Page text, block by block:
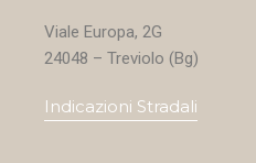
Viale Europa, 2G
24048 – Treviolo (Bg)
Indicazioni Stradali